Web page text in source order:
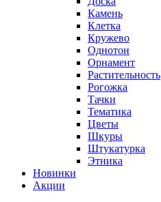
Камень
Клетка
Кружево
Однотон
Орнамент
Растительность
Рогожка
Тачки
Тематика
Цветы
Шкуры
Штукатурка
Этника
Новинки
Акции